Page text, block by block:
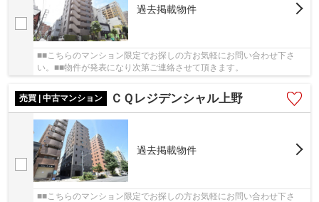
過去掲載物件
■■こちらのマンション限定でお探しの方お気軽にお問い合わせ下さ
い。■■物件が発表になり次第ご連絡させて頂きます。
売買 | 中古マンション ＣＱレジデンシャル上野
過去掲載物件
■■こちらのマンション限定でお探しの方お気軽にお問い合わせ下さ